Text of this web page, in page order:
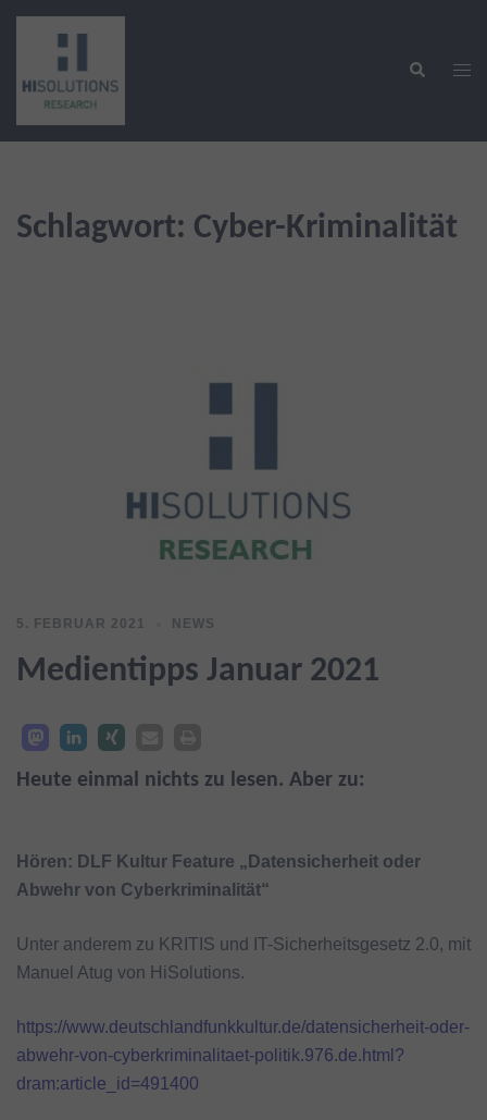
Zum
springen
Suche
Schlagwort: Cyber-Kriminalität
5. FEBRUAR 2021 NEWS
Medientipps Januar 2021
Heute einmal nichts zu lesen. Aber zu:
Hören: DLF Kultur Feature „Datensicherheit oder
Abwehr von Cyberkriminalität“
Unter anderem zu KRITIS und IT-Sicherheitsgesetz 2.0, mit
Manuel Atug von HiSolutions.
https://www.deutschlandfunkkultur.de/datensicherheit-oder-
abwehr-von-cyberkriminalitaet-politik.976.de.html?
dram:article_id=491400